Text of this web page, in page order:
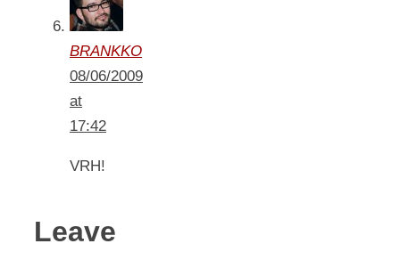
BRANKKO
08/06/2009
at
17:42
VRH!
Leave